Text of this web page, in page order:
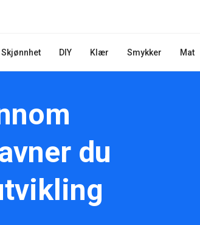
Skjønnhet DIY Klær Smykker Mat
du